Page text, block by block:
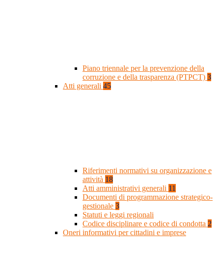
Piano triennale per la prevenzione della
corruzione e della trasparenza (PTPCT) 3
Atti generali 45
Riferimenti normativi su organizzazione e
attività 18
Atti amministrativi generali 11
Documenti di programmazione strategico-
gestionale 3
Statuti e leggi regionali
Codice disciplinare e codice di condotta 2
Oneri informativi per cittadini e imprese